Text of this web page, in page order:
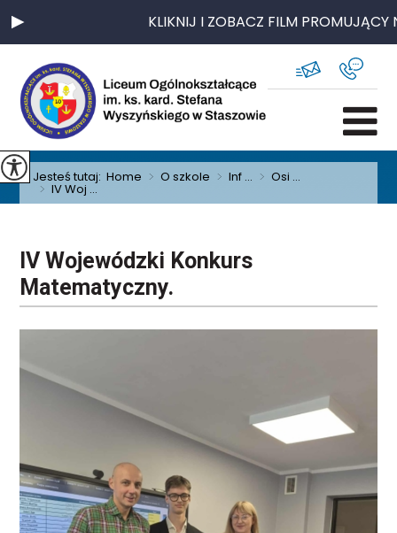
KLIKNIJ I ZOBACZ FILM PROMUJĄCY
Jesteś tutaj:Home > O szkole > Inf ... > Osi ...
> IV Woj ...
IV Wojewódzki Konkurs
Matematyczny.